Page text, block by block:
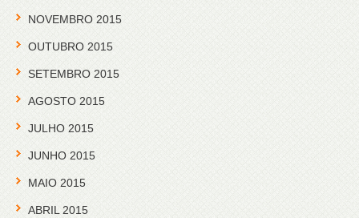
NOVEMBRO 2015
OUTUBRO 2015
SETEMBRO 2015
AGOSTO 2015
JULHO 2015
JUNHO 2015
MAIO 2015
ABRIL 2015